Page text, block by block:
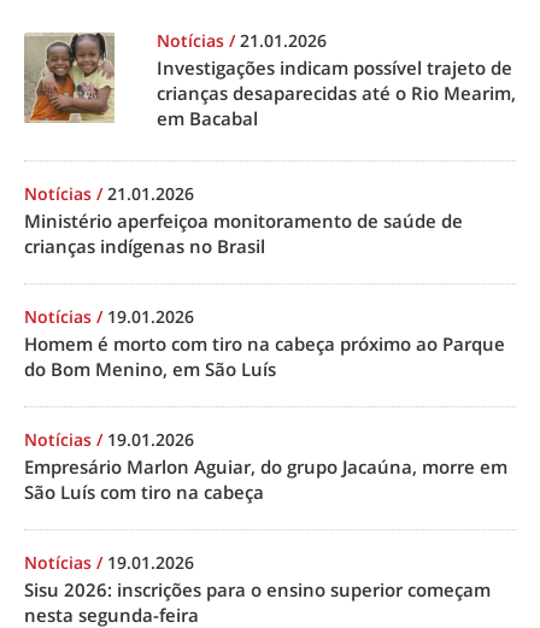
Notícias /21.01.2026
Investigações indicam possível trajeto de
crianças desaparecidas até o Rio Mearim,
em Bacabal
Notícias /21.01.2026
Ministério aperfeiçoa monitoramento de saúde de
crianças indígenas no Brasil
Notícias / 19.01.2026
Homem é morto com tiro na cabeça próximo ao Parque
do Bom Menino, em São Luís
Notícias / 19.01.2026
Empresário Marlon Aguiar, do grupo Jacaúna, morre em
São Luís com tiro na cabeça
Notícias / 19.01.2026
Sisu 2026: inscrições para o ensino superior começam
nesta segunda-feira